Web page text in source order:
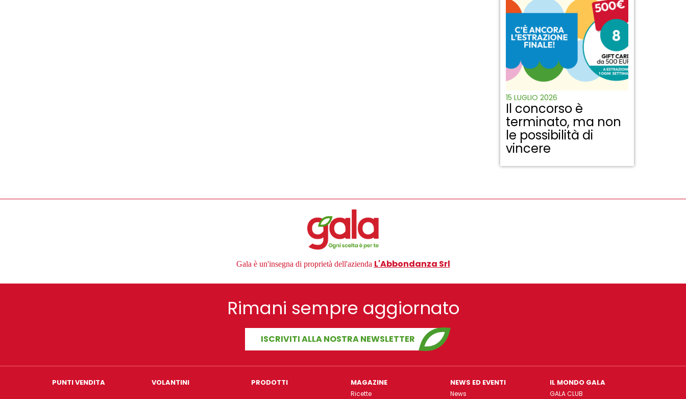
15 LUGLIO 2026
Il concorso è
terminato, ma non
le possibilità di
vincere
Gala è un'insegna di proprietà dell'azienda L'Abbondanza Srl
Rimani sempre aggiornato
ISCRIVITI ALLA NOSTRA NEWSLETTER
PUNTI VENDITA VOLANTINI PRODOTTI MAGAZINE
Ricette
NEWS ED EVENTI
News
IL MONDO GALA
GALA CLUB